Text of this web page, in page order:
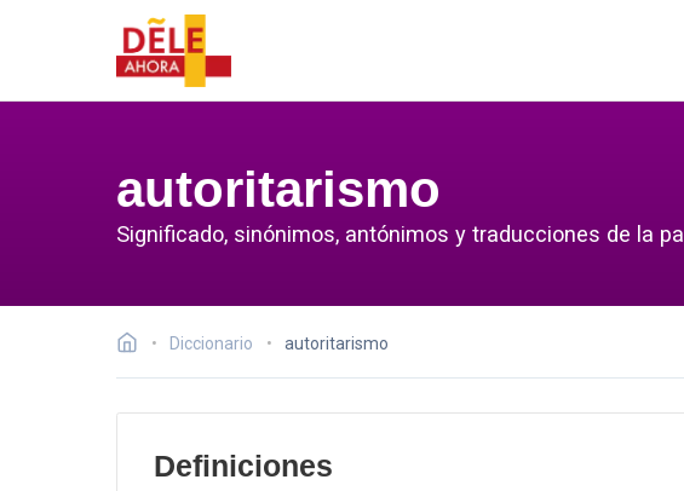
autoritarismo
Significado, sinónimos, antónimos y traducciones de la
Diccionario autoritarismo
Definiciones